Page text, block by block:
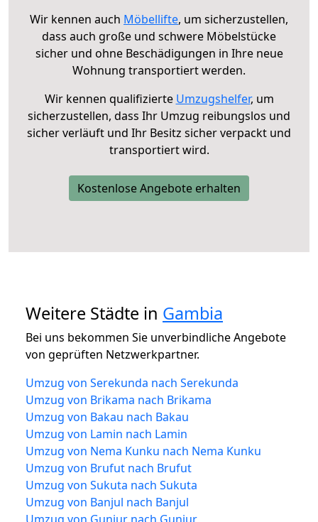
Wir kennen auch Möbellifte, um sicherzustellen,
dass auch große und schwere Möbelstücke
sicher und ohne Beschädigungen in Ihre neue
Wohnung transportiert werden.
Wir kennen qualifizierte Umzugshelfer, um
sicherzustellen, dass Ihr Umzug reibungslos und
sicher verläuft und Ihr Besitz sicher verpackt und
transportiert wird.
Kostenlose Angebote erhalten
Weitere Städte in Gambia
Bei uns bekommen Sie unverbindliche Angebote
von geprüften Netzwerkpartner.
Umzug von Serekunda nach Serekunda
Umzug von Brikama nach Brikama
Umzug von Bakau nach Bakau
Umzug von Lamin nach Lamin
Umzug von Nema Kunku nach Nema Kunku
Umzug von Brufut nach Brufut
Umzug von Sukuta nach Sukuta
Umzug von Banjul nach Banjul